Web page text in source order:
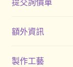
禮品
禮品公司
紀念品
額外資訊
製作工藝